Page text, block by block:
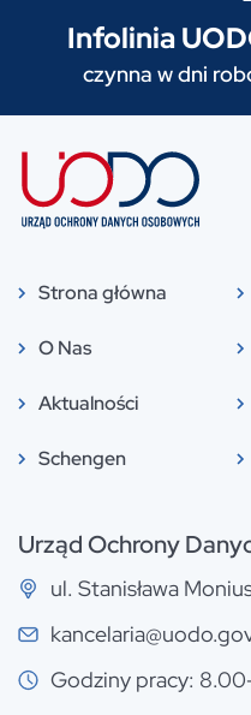
Infolinia
czynna w dni
Strona główna
O Nas
Aktualności
Schengen
Urząd Ochrony
ul. Stanisława
Godziny pracy: